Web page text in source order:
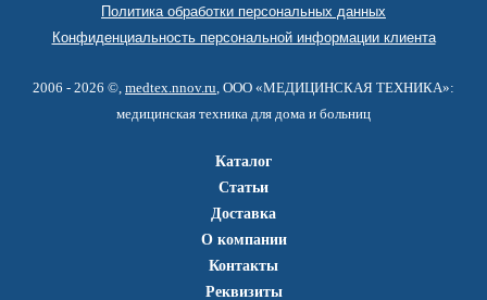
Политика обработки персональных данных
Конфиденциальность персональной информации клиента
2006 - 2026 ©, medtex.nnov.ru , ООО «МЕДИЦИНСКАЯ ТЕХНИКА»:
медицинская техника для дома и больниц
Каталог
Статьи
Доставка
О компании
Контакты
Реквизиты